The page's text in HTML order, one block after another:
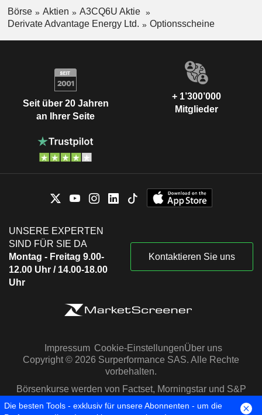
Börse Aktien
A3CQ6U Aktie
Derivate Advantage Energy Ltd.
Optionsscheine
Seit über 20 Jahren
an Ihrer Seite
+ 1’300’000
Mitglieder
UNSERE EXPERTEN
SIND FÜR SIE DA
Montag - Freitag 9.00-
12.00 Uhr / 14.00-18.00
Uhr
Kontaktieren Sie uns
Impressum Cookie-EinstellungenÜber uns
Copyright © 2026 Surperformance SAS. Alle Rechte
vorbehalten.
Börsenkurse werden von Factset, Morningstar und S&P
Capital IQ zur Verfügung gestellt
Die besten Tools - exklusiv für unsere Abonnenten - um die